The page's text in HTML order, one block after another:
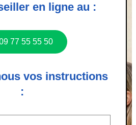
en ligne au :
77 55 55 50
vos instructions
: